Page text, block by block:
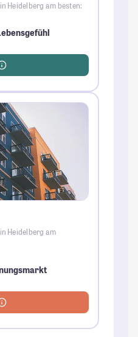
Heidelberg am besten:
Heidelberg am